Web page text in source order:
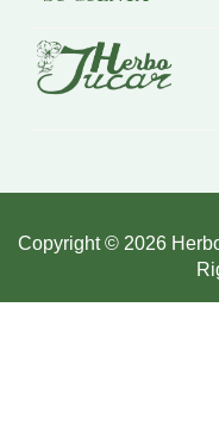
Copyright © 2026